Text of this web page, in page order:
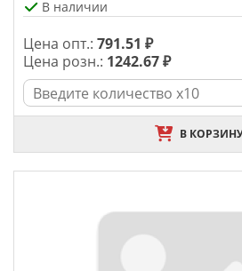
В наличии
Цена опт.: 791.51 ₽
Цена розн.: 1242.67 ₽
В